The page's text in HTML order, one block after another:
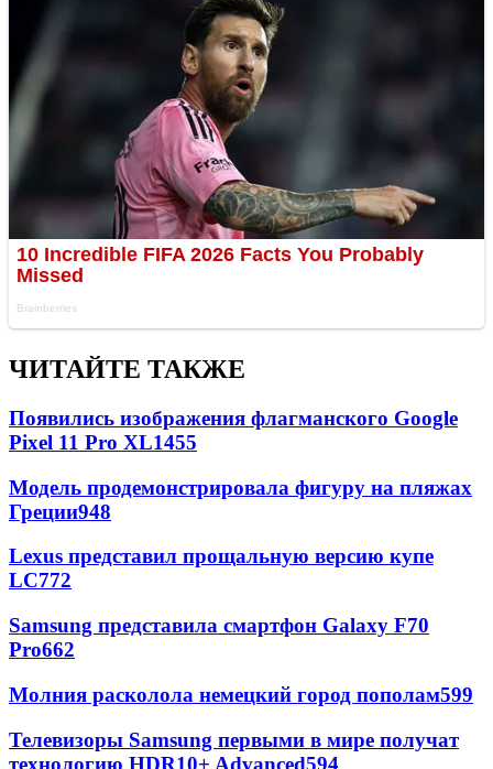
ЧИТАЙТЕ ТАКЖЕ
Появились изображения флагманского Google
Pixel 11 Pro XL1455
Модель продемонстрировала фигуру на пляжах
Греции948
Lexus представил прощальную версию купе
LC772
Samsung представила смартфон Galaxy F70
Pro662
Молния расколола немецкий город пополам599
Телевизоры Samsung первыми в мире получат
технологию HDR10+ Advanced594